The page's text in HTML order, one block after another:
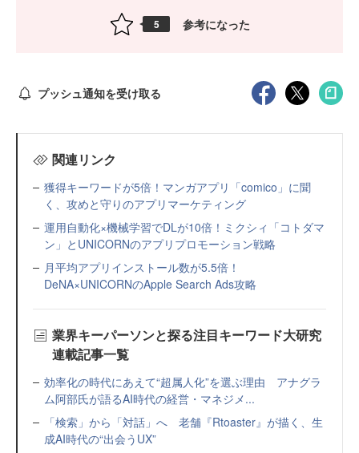
5 参考になった
プッシュ通知を受け取る
関連リンク
獲得キーワードが5倍！マンガアプリ「comico」に聞
く、攻めと守りのアプリマーケティング
運用自動化×機械学習でDLが10倍！ミクシィ「コトダマ
ン」とUNICORNのアプリプロモーション戦略
月平均アプリインストール数が5.5倍！
DeNA×UNICORNのApple Search Ads攻略
業界キーパーソンと探る注目キーワード大研究
連載記事一覧
効率化の時代にあえて“超属人化”を選ぶ理由 アナグラ
ム阿部氏が語るAI時代の経営・マネジメ...
「検索」から「対話」へ 老舗『Rtoaster』が描く、生
成AI時代の“出会うUX”